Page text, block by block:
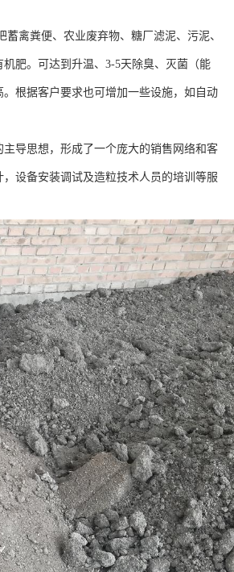
禽粪便、农业废弃物、糖厂滤泥、污泥、
肥。可达到升温、3-5天除臭、灭菌（能
根据客户要求也可增加一些设施，如自动
导思想，形成了一个庞大的销售网络和客
设备安装调试及造粒技术人员的培训等服